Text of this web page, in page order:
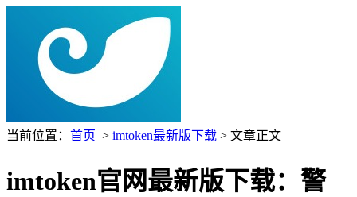
当前位置： 首页 > imtoken最新版下载 > 文章正文
imtoken官网最新版下载：警